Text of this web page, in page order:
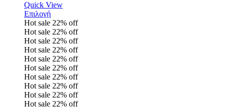
Quick View
Επιλογή
Hot sale 22% off
Hot sale 22% off
Hot sale 22% off
Hot sale 22% off
Hot sale 22% off
Hot sale 22% off
Hot sale 22% off
Hot sale 22% off
Hot sale 22% off
Hot sale 22% off